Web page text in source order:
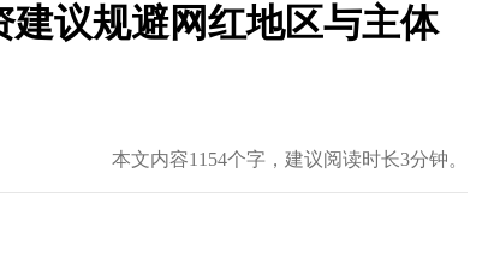
建议规避网红地区与主体
本文内容1154个字，建议阅读时长3分钟。